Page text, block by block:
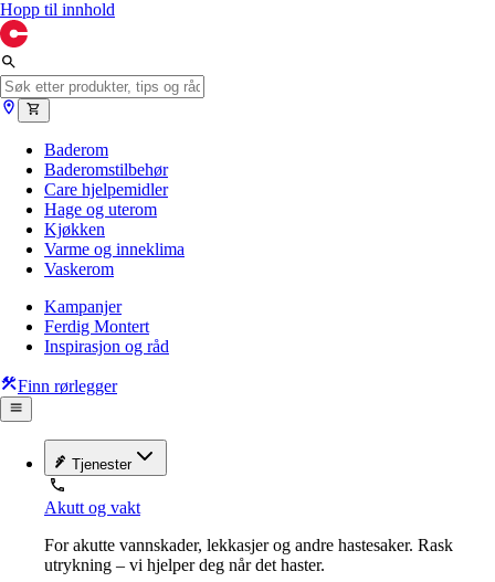
Hopp til innhold
Baderom
Baderomstilbehør
Care hjelpemidler
Hage og uterom
Kjøkken
Varme og inneklima
Vaskerom
Kampanjer
Ferdig Montert
Inspirasjon og råd
Finn rørlegger
Tjenester
Akutt og vakt
For akutte vannskader, lekkasjer og andre hastesaker. Rask
utrykning – vi hjelper deg når det haster.